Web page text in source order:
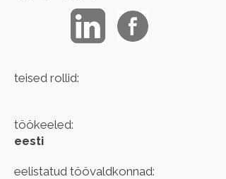
teised rollid:
töökeeled:
eesti
eelistatud töövaldkonnad: